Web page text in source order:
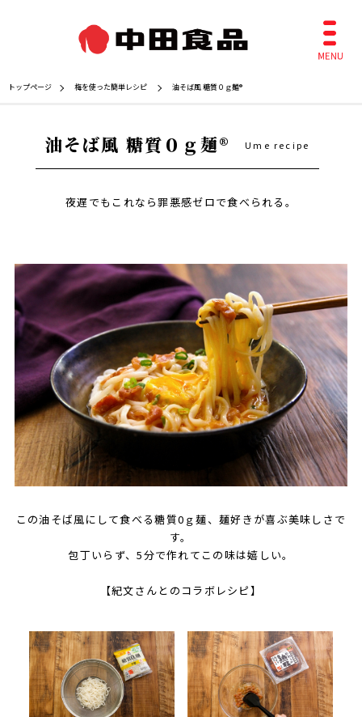
トップページ 梅を使った簡単レシピ 油そば風 糖質０ｇ麺®
油そば風 糖質０ｇ麺® Ume recipe
夜遅でもこれなら罪悪感ゼロで食べられる。
この油そば風にして食べる糖質0ｇ麺、麺好きが喜ぶ美味しさで
す。
包丁いらず、5分で作れてこの味は嬉しい。
【紀文さんとのコラボレシピ】